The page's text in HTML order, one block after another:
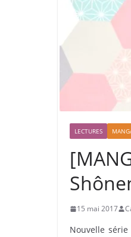
LECTURES
15 mai 2017
Nouvelle